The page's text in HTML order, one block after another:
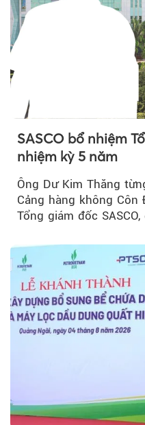
SASCO bổ nhiệm
nhiệm kỳ 5 năm
Ông Dư Kim Thăng
Cảng hàng không
Tổng giám đốc